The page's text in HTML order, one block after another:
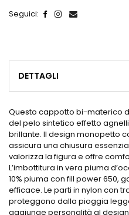
Seguici:
DETTAGLI
Questo cappotto bi-materico
del pelo sintetico effetto
brillante. Il design monopetto
assicura una chiusura
valorizza la figura e offre
L’imbottitura in vera piuma
10% piuma con fill power 650,
efficace. Le parti in nylon con
proteggono dalla pioggia
aggiunge personalità al